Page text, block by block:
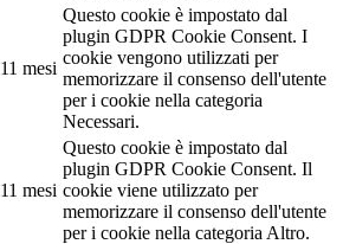
11 mesi
Questo cookie è impostato dal
plugin GDPR Cookie Consent. I
cookie vengono utilizzati per
memorizzare il consenso dell'utente
per i cookie nella categoria
Necessari.
11 mesi
Questo cookie è impostato dal
plugin GDPR Cookie Consent. Il
cookie viene utilizzato per
memorizzare il consenso dell'utente
per i cookie nella categoria Altro.